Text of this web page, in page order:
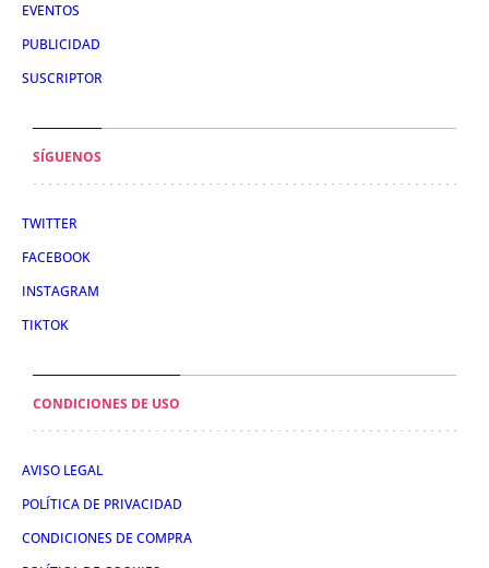
EVENTOS
PUBLICIDAD
SUSCRIPTOR
SÍGUENOS
TWITTER
FACEBOOK
INSTAGRAM
TIKTOK
CONDICIONES DE USO
AVISO LEGAL
POLÍTICA DE PRIVACIDAD
CONDICIONES DE COMPRA